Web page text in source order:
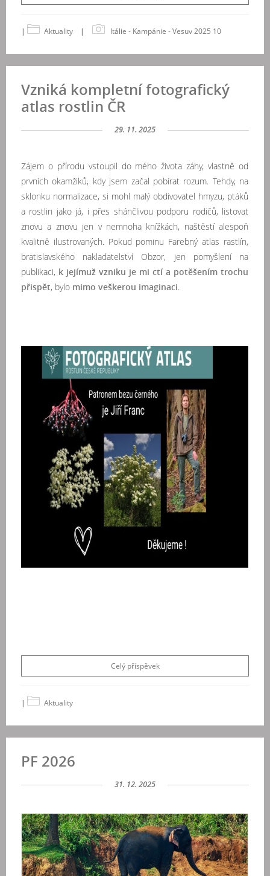
| Aktuality | Itálie - Kampánie - Vesuv 2025 10
Vzniká kompletní fotografický
atlas rostlin ČR
29. 11. 2025
Zájem o přírodu vstoupil do mého života záhy, vlastně od
prvních okamžiků, kdy jsem začal pobírat rozum. Tehdy, na
sklonku normalizace, si mohl malý obdivovatel hmyzu, ptáků
a rostlin jako já, i přes shánčlivou podporu rodičů, listovat
znovu a znovu jen v nemnoha knížkách, naštěstí alespoň
kvalitně ilustrovaných. Pokud pominu Farebný atlas rastlín,
bratislavského nakladatelství Obzor, jen pomyšlení na
publikaci, k jejímuž vzniku je mi ctí a potěšením trochu
přispět, bylo mimo veškerou imaginaci.
Celý příspěvek
| Aktuality
PF 2026
31. 12. 2025